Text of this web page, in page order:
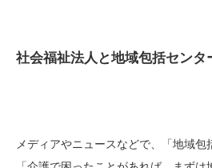
社会福祉法人と地域包括センタ
メディアやニュースなどで、「地域包